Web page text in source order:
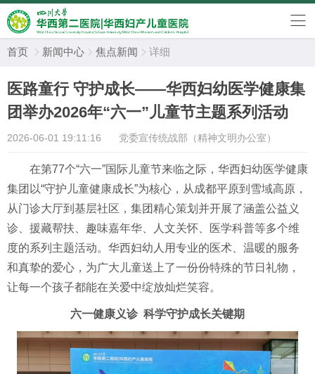
首页  新闻中心  焦点新闻  详细
医路童行 守护成长——华西妇幼医学健康集
团举办2026年“六一”儿童节主题系列活动
2026-06-01 19:11:16 党委宣传统战部（精神文明办公室）
在第77个“六一”国际儿童节来临之际，华西妇幼医学健康
集团以“守护儿童健康成长”为核心，从成都平原到雪域高原，
从门诊大厅到基层社区，集团精心策划并开展了涵盖公益义
诊、援藏帮扶、趣味嘉年华、人文关怀、医学科普等多个维
度的系列主题活动。华西妇幼人用专业的医术、温暖的服务
和真挚的爱心，为广大儿童送上了一份份特殊的节日礼物，
让每一个孩子都能在关爱中绽放灿烂笑容。
六一健康义诊 科学守护成长关键期